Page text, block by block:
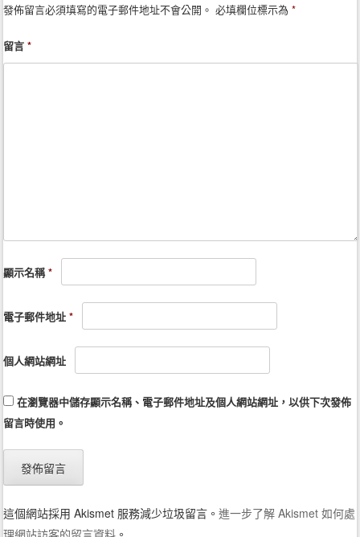
發佈留言必須填寫的電子郵件地址不會公開。 必填欄位標示為*
留言*
顯示名稱*
電子郵件地址*
個人網站網址
在瀏覽器中儲存顯示名稱、電子郵件地址及個人網站網址，以供下次發佈
留言時使用。
這個網站採用 Akismet 服務減少垃圾留言。進一步了解 Akismet 如何處